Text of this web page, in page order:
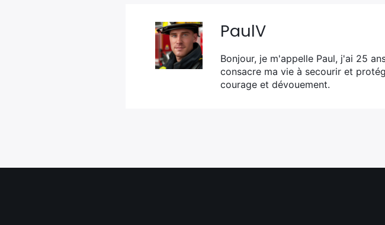
PaulV
Bonjour, je m'appelle Paul, j'ai 25
consacre ma vie à secourir et
courage et dévouement.